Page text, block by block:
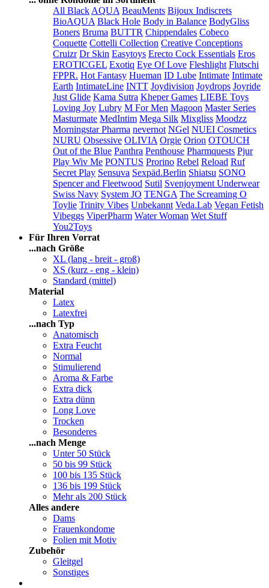
All Black AQUA BeauMents Bijoux Indiscrets
BioAQUA Black Hole Body in Balance BodyGliss
Boners Bruma BUTTR Chippendales Cobeco
Coquette Cottelli Collection Creative Conceptions
Cruizr Dr Skin Easytoys Erecto Cock Essentials Eros
EROTICGEL Exotiq Eye Of Love Fleshlight Flutschi
FPPR. Hot Fantasy Hueman ID Lube Intimate Intimate
Earth IntimateLine INTT Joydivision Joydrops Joyride
Just Glide Kama Sutra Kheper Games LIEBE Toys
Loving Joy Lubry M For Men Magoon Master Series
Masturmate MedIntim Mega Silk Mixgliss Moodzz
Morningstar Pharma nevernot NGel NUEI Cosmetics
NURU Obsessive OLIVIA Orgie Orion OTOUCH
Out of the Blue Panthra Penthouse Pharmquests Pjur
Play Wiv Me PONTUS Prorino Rebel Reload Ruf
Secret Play Sensuva Sexpäd.Berlin Shiatsu SONO
Spencer and Fleetwood Sutil Svenjoyment Underwear
Swiss Navy System JO TENGA The Screaming O
Toylie Trinity Vibes Unbekannt Veda.Lab Vegan Fetish
Vibeggs ViperPharm Water Woman Wet Stuff
You2Toys
Für Ihren Vorrat
...nach Größe
XL (lang - breit - groß)
XS (kurz - eng - klein)
Standard (mittel)
Material
Latex
Latexfrei
...nach Typ
Anatomisch
Extra Feucht
Normal
Stimulierend
Aroma & Farbe
Extra dick
Extra dünn
Long Love
Trocken
Besonderes
...nach Menge
Unter 50 Stück
50 bis 99 Stück
100 bis 135 Stück
136 bis 199 Stück
Mehr als 200 Stück
Alles andere
Dams
Frauenkondome
Folien mit Motiv
Zubehör
Gleitgel
Sonstiges